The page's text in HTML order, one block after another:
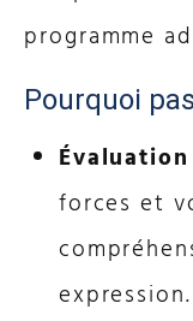
programme
Pourquoi
forces et
expression.